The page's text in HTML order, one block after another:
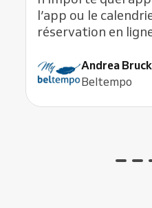
l’app ou le
réservation en
Andrea
Beltempo